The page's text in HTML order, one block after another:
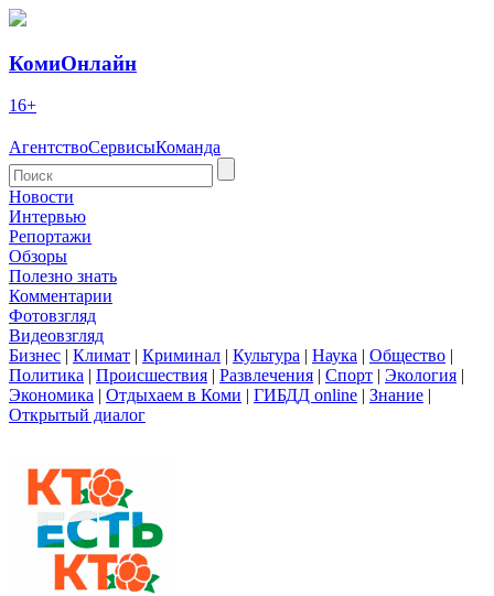
КомиОнлайн
16+
АгентствоСервисыКоманда
Новости
Интервью
Репортажи
Обзоры
Полезно знать
Комментарии
Фотовзгляд
Видеовзгляд
Бизнес | Климат | Криминал | Культура | Наука | Общество |
Политика | Происшествия | Развлечения | Спорт | Экология |
Экономика | Отдыхаем в Коми | ГИБДД online | Знание |
Открытый диалог